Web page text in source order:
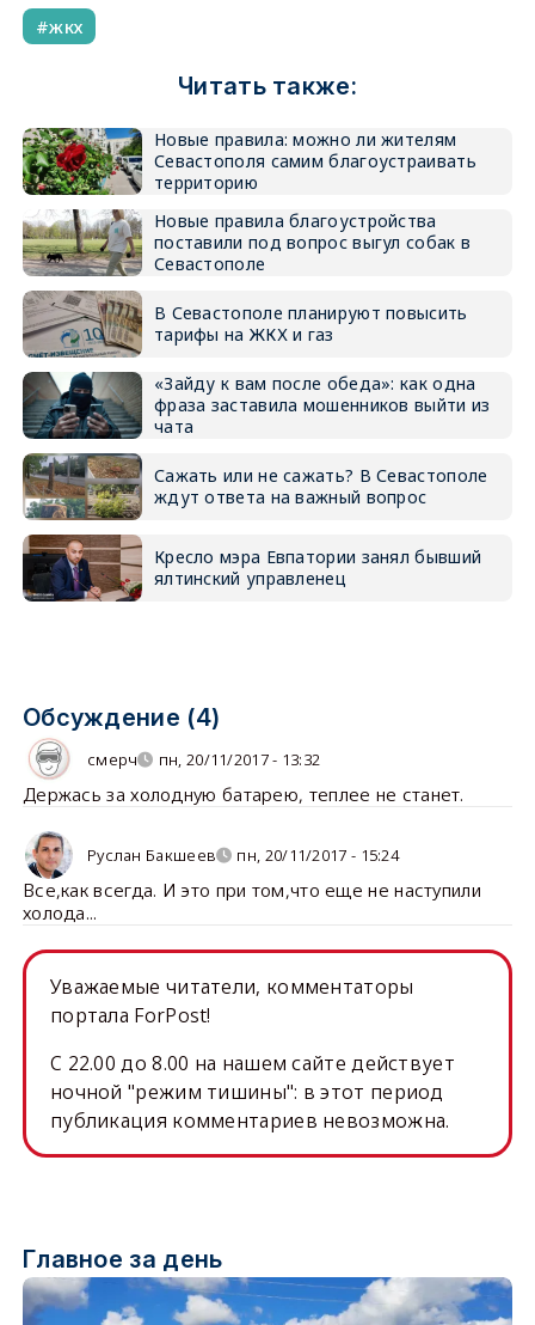
жкх
Читать также:
Новые правила: можно ли жителям
Севастополя самим благоустраивать
территорию
Новые правила благоустройства
поставили под вопрос выгул собак в
Севастополе
В Севастополе планируют повысить
тарифы на ЖКХ и газ
«Зайду к вам после обеда»: как одна
фраза заставила мошенников выйти из
чата
Сажать или не сажать? В Севастополе
ждут ответа на важный вопрос
Кресло мэра Евпатории занял бывший
ялтинский управленец
Обсуждение (4)
смерч пн, 20/11/2017 - 13:32
Держась за холодную батарею, теплее не станет.
Руслан Бакшеев пн, 20/11/2017 - 15:24
Все,как всегда. И это при том,что еще не наступили
холода...
Уважаемые читатели, комментаторы
портала ForPost!
C 22.00 до 8.00 на нашем сайте действует
ночной "режим тишины": в этот период
публикация комментариев невозможна.
Главное за день